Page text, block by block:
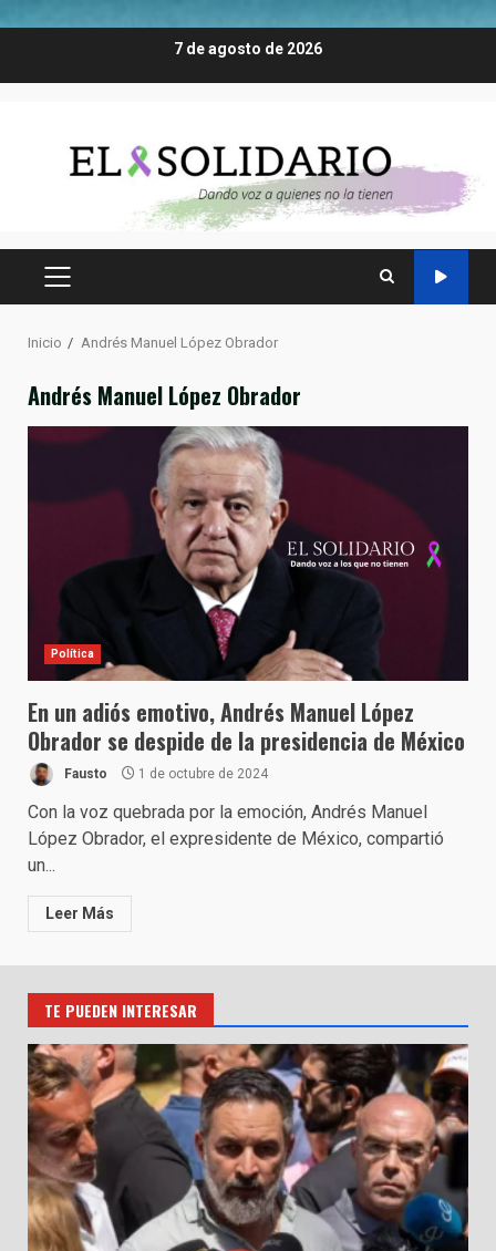
7 de agosto de 2026
MENÚ
Inicio Andrés Manuel López Obrador
Andrés Manuel López Obrador
Política
En un adiós emotivo, Andrés Manuel López
Obrador se despide de la presidencia de México
Fausto 1 de octubre de 2024
Con la voz quebrada por la emoción, Andrés Manuel
López Obrador, el expresidente de México, compartió
un...
Leer Más
TE PUEDEN INTERESAR